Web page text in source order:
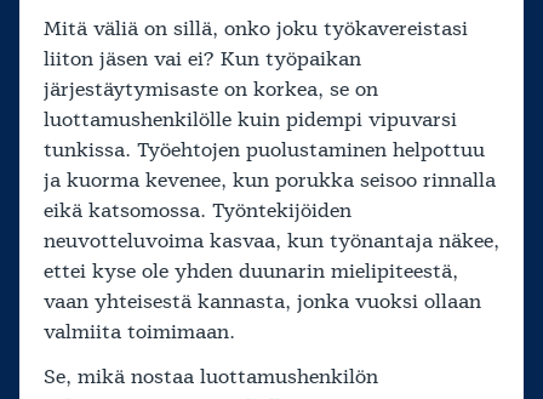
Mitä väliä on sillä, onko joku työkavereistasi
liiton jäsen vai ei? Kun työpaikan
järjestäytymisaste on korkea, se on
luottamushenkilölle kuin pidempi vipuvarsi
tunkissa. Työehtojen puolustaminen helpottuu
ja kuorma kevenee, kun porukka seisoo rinnalla
eikä katsomossa. Työntekijöiden
neuvotteluvoima kasvaa, kun työnantaja näkee,
ettei kyse ole yhden duunarin mielipiteestä,
vaan yhteisestä kannasta, jonka vuoksi ollaan
valmiita toimimaan.
Se, mikä nostaa luottamushenkilön